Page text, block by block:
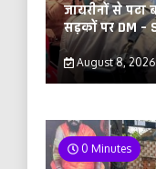
जायरीनों से पटा
सड़कों पर DM –
August 8, 2026
0 Minutes